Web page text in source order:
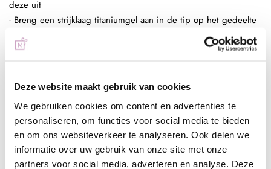
Deze website maakt gebruik van cookies
We gebruiken cookies om content en advertenties te
personaliseren, om functies voor social media te bieden
en om ons websiteverkeer te analyseren. Ook delen we
informatie over uw gebruik van onze site met onze
partners voor social media, adverteren en analyse. Deze
deze uit
- Breng een strijklaag titaniumgel aan in de tip op het gedeelte
waar het de nagel raakt
- Breng een bolletje titaniumgel aan op het midden van de
- Leg de tip er voorzichtig op zorg ervoor dat deze op de juiste
- Hou de vinger enkele seconden voor de lamp tot de tip vastzit
- Laat de tip los en hard de nagel verder uit
- Vijl de nagel in gewenste lengte
- Buffer de tip en breng de gewenste kleur en/of art aan